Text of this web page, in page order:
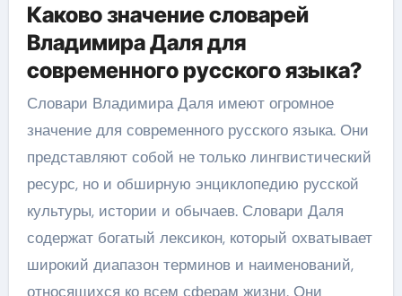
Каково значение словарей
Владимира Даля для
современного русского языка?
Словари Владимира Даля имеют огромное
значение для современного русского языка. Они
представляют собой не только лингвистический
ресурс, но и обширную энциклопедию русской
культуры, истории и обычаев. Словари Даля
содержат богатый лексикон, который охватывает
широкий диапазон терминов и наименований,
относящихся ко всем сферам жизни. Они